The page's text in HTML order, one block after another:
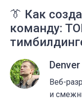
👔 Как
команду:
Веб-
и